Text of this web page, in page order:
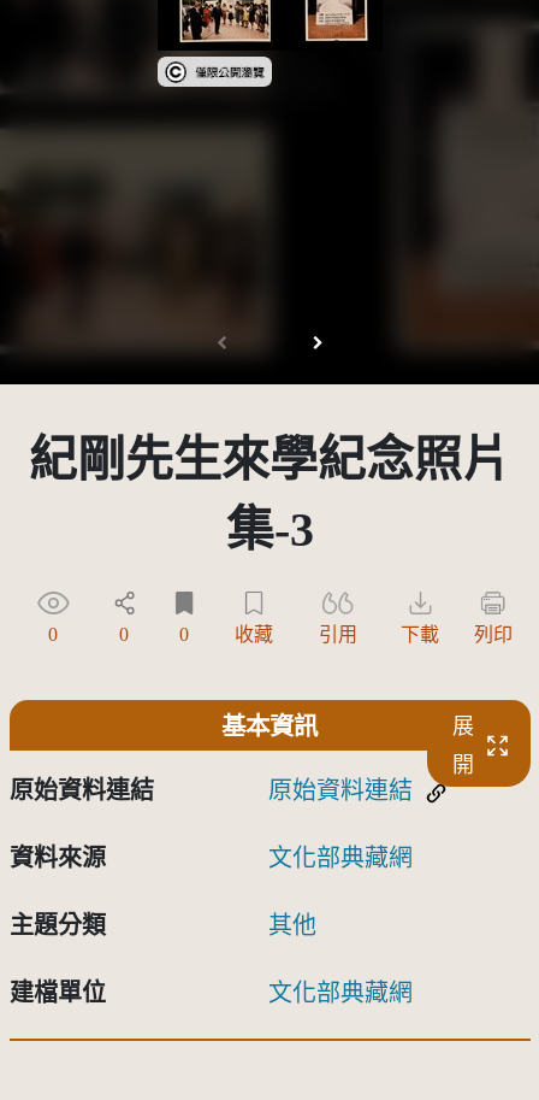
受著作權法保護-僅限於本平台有限度公開瀏覽
紀剛先生來學紀念照片
集-3
0 0 0 收藏 引用 下載 列印
基本資訊
展
開
原始資料連結 原始資料連結
資料來源 文化部典藏網
主題分類 其他
建檔單位 文化部典藏網